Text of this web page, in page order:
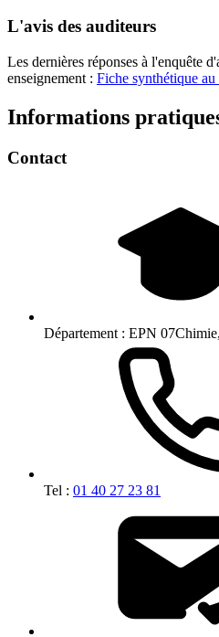
L'avis des auditeurs
Les dernières réponses à l'enquête
enseignement : Fiche synthétique
Informations
Contact
Département : EPN
Tel : 01 40 27 23 81